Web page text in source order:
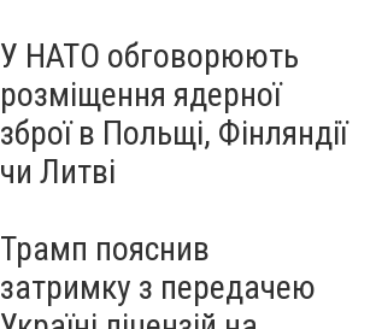
У НАТО обговорюють
розміщення ядерної
зброї в Польщі, Фінляндії
чи Литві
Трамп пояснив
затримку з передачею